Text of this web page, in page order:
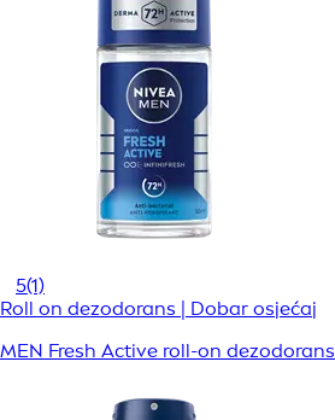
5(1)
Roll on dezodorans | Dobar osjećaj
MEN Fresh Active roll-on dezodorans